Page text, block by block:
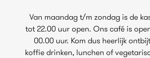
Van maandag t/m zondag is de
tot 22.00 uur open. Ons café is
00.00 uur. Kom dus heerlijk
koffie drinken, lunchen of